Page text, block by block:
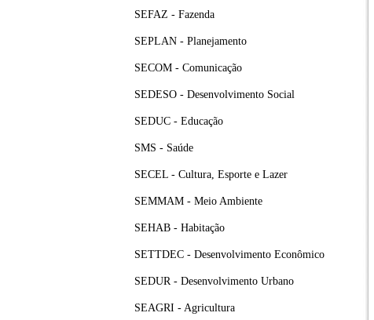
SEFAZ - Fazenda
SEPLAN - Planejamento
SECOM - Comunicação
SEDESO - Desenvolvimento Social
SEDUC - Educação
SMS - Saúde
SECEL - Cultura, Esporte e Lazer
SEMMAM - Meio Ambiente
SEHAB - Habitação
SETTDEC - Desenvolvimento Econômico
SEDUR - Desenvolvimento Urbano
SEAGRI - Agricultura